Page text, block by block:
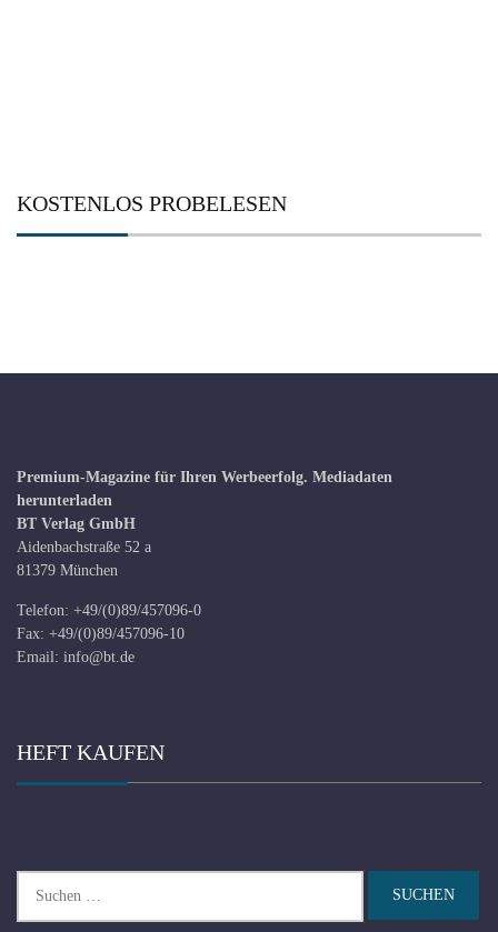
KOSTENLOS PROBELESEN
Premium-Magazine für Ihren Werbeerfolg. Mediadaten
herunterladen
BT Verlag GmbH
Aidenbachstraße 52 a
81379 München
Telefon: +49/(0)89/457096-0
Fax: +49/(0)89/457096-10
Email: info@bt.de
HEFT KAUFEN
Suchen